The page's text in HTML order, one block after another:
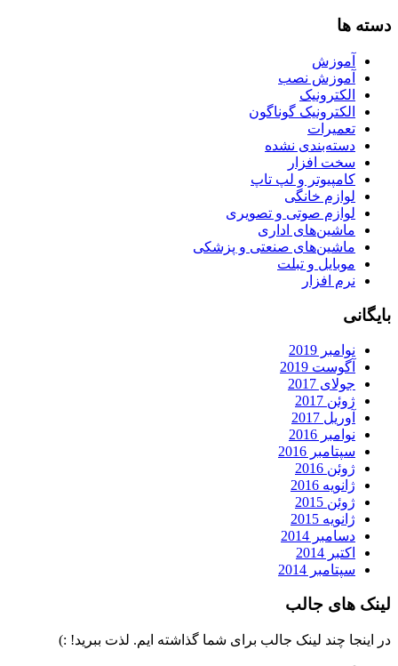
دسته ها
آموزش
آموزش نصب
الکترونیک
الکترونیک گوناگون
تعمیرات
دسته‌بندی نشده
سخت افزار
کامپیوتر و لپ تاپ
لوازم خانگی
لوازم صوتی و تصویری
ماشین‌های اداری
ماشین‌های صنعتی و پزشکی
موبایل و تبلت
نرم افزار
بایگانی
نوامبر 2019
آگوست 2019
جولای 2017
ژوئن 2017
آوریل 2017
نوامبر 2016
سپتامبر 2016
ژوئن 2016
ژانویه 2016
ژوئن 2015
ژانویه 2015
دسامبر 2014
اکتبر 2014
سپتامبر 2014
لینک های جالب
در اینجا چند لینک جالب برای شما گذاشته ایم. لذت ببرید! :)